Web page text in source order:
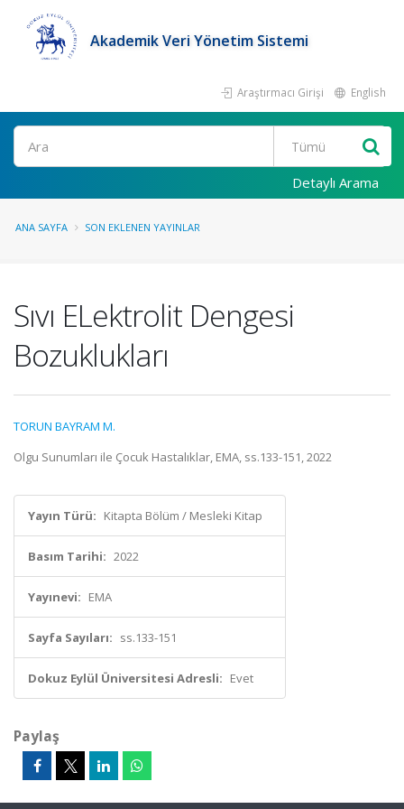
Akademik Veri Yönetim Sistemi
Araştırmacı Girişi English
Ara
Detaylı Arama
ANA SAYFA SON EKLENEN YAYINLAR
Sıvı ELektrolit Dengesi
Bozuklukları
TORUN BAYRAM M.
Olgu Sunumları ile Çocuk Hastalıklar, EMA, ss.133-151, 2022
Yayın Türü: Kitapta Bölüm / Mesleki Kitap
Basım Tarihi: 2022
Yayınevi: EMA
Sayfa Sayıları: ss.133-151
Dokuz Eylül Üniversitesi Adresli: Evet
Paylaş